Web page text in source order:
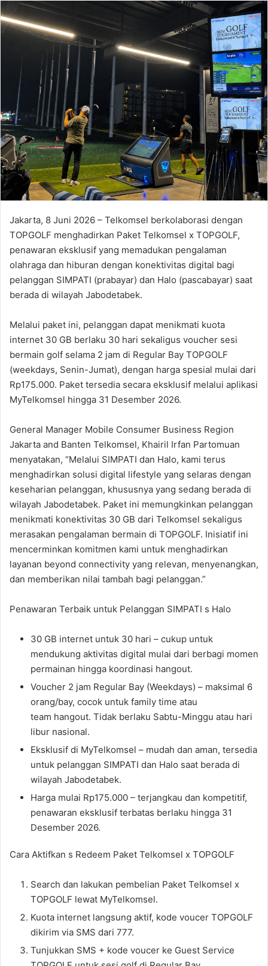
Jakarta, 8 Juni 2026 – Telkomsel berkolaborasi dengan
TOPGOLF menghadirkan Paket Telkomsel x TOPGOLF,
penawaran eksklusif yang memadukan pengalaman
olahraga dan hiburan dengan konektivitas digital bagi
pelanggan SIMPATI (prabayar) dan Halo (pascabayar) saat
berada di wilayah Jabodetabek.
Melalui paket ini, pelanggan dapat menikmati kuota
internet 30 GB berlaku 30 hari sekaligus voucher sesi
bermain golf selama 2 jam di Regular Bay TOPGOLF
(weekdays, Senin-Jumat), dengan harga spesial mulai dari
Rp175.000. Paket tersedia secara eksklusif melalui aplikasi
MyTelkomsel hingga 31 Desember 2026.
General Manager Mobile Consumer Business Region
Jakarta and Banten Telkomsel, Khairil Irfan Partomuan
menyatakan, “Melalui SIMPATI dan Halo, kami terus
menghadirkan solusi digital lifestyle yang selaras dengan
keseharian pelanggan, khususnya yang sedang berada di
wilayah Jabodetabek. Paket ini memungkinkan pelanggan
menikmati konektivitas 30 GB dari Telkomsel sekaligus
merasakan pengalaman bermain di TOPGOLF. Inisiatif ini
mencerminkan komitmen kami untuk menghadirkan
layanan beyond connectivity yang relevan, menyenangkan,
dan memberikan nilai tambah bagi pelanggan.”
Penawaran Terbaik untuk Pelanggan SIMPATI s Halo
30 GB internet untuk 30 hari – cukup untuk
mendukung aktivitas digital mulai dari berbagi momen
permainan hingga koordinasi hangout.
Voucher 2 jam Regular Bay (Weekdays) – maksimal 6
orang/bay, cocok untuk family time atau
team hangout. Tidak berlaku Sabtu-Minggu atau hari
libur nasional.
Eksklusif di MyTelkomsel – mudah dan aman, tersedia
untuk pelanggan SIMPATI dan Halo saat berada di
wilayah Jabodetabek.
Harga mulai Rp175.000 – terjangkau dan kompetitif,
penawaran eksklusif terbatas berlaku hingga 31
Desember 2026.
Cara Aktifkan s Redeem Paket Telkomsel x TOPGOLF
Search dan lakukan pembelian Paket Telkomsel x
TOPGOLF lewat MyTelkomsel.
Kuota internet langsung aktif, kode voucer TOPGOLF
dikirim via SMS dari 777.
Tunjukkan SMS + kode voucer ke Guest Service